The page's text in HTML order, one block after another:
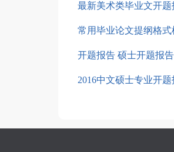
最新美术类毕业文开题
常用毕业论文提纲格式
开题报告 硕士开题报告
2016中文硕士专业开